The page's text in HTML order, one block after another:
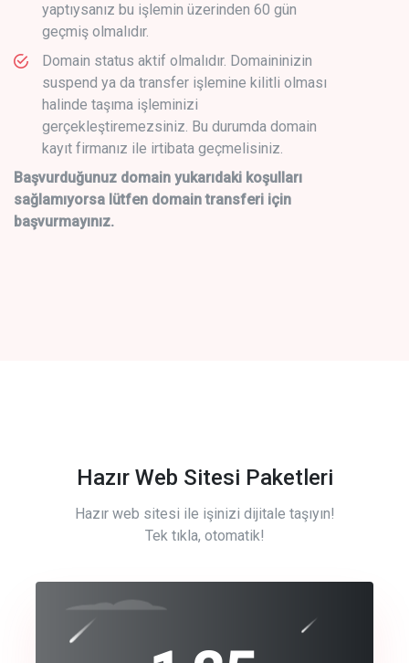
yaptıysanız bu işlemin üzerinden 60 gün
geçmiş olmalıdır.
Domain status aktif olmalıdır. Domaininizin
suspend ya da transfer işlemine kilitli olması
halinde taşıma işleminizi
gerçekleştiremezsiniz. Bu durumda domain
kayıt firmanız ile irtibata geçmelisiniz.
Başvurduğunuz domain yukarıdaki koşulları
sağlamıyorsa lütfen domain transferi için
başvurmayınız.
Hazır Web Sitesi Paketleri
Hazır web sitesi ile işinizi dijitale taşıyın!
Tek tıkla, otomatik!